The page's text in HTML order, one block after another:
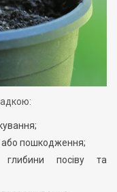
або пошкодження;
глибини посіву та